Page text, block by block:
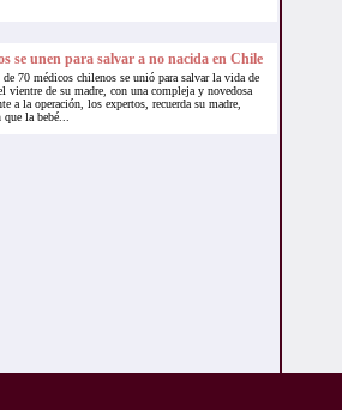
se unen para salvar a no nacida en Chile
70 médicos chilenos se unió para salvar la vida de
vientre de su madre, con una compleja y novedosa
a la operación, los expertos, recuerda su madre,
la bebé...